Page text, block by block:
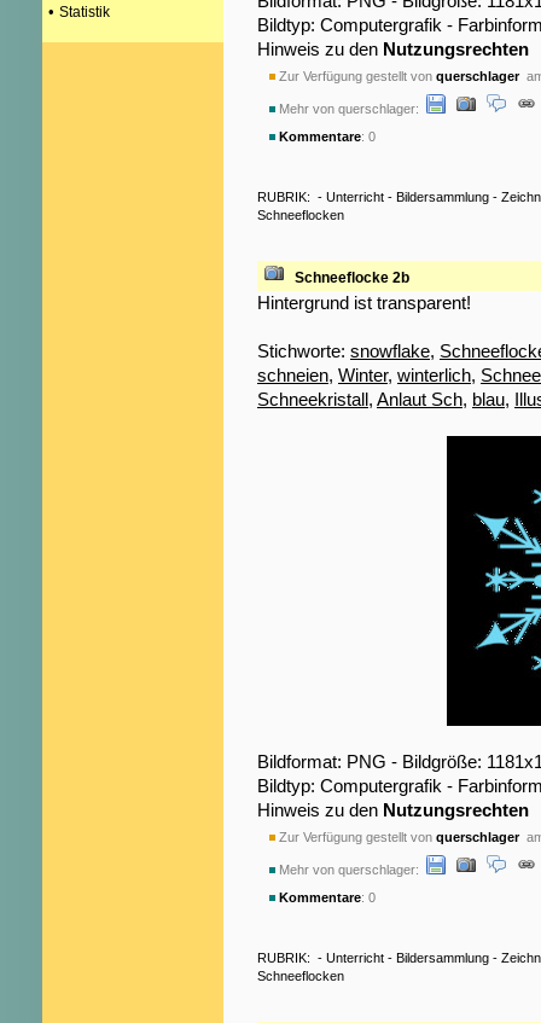
• Statistik
Bildtyp: Computergrafik -
Hinweis zu den Nutzungsrechten
Zur Verfügung gestellt von querschlageram
Mehr von querschlager:
Kommentare: 0
RUBRIK: - Unterricht - Bildersammlung -
Schneeflocken
Schneeflocke 2b
Hintergrund ist transparent!
Stichworte: snowflake,
schneien, Winter, winterlich, Schnee
Schneekristall, Anlaut Sch, blau,
Bildformat: PNG - Bildgröße:
Bildtyp: Computergrafik -
Hinweis zu den Nutzungsrechten
Zur Verfügung gestellt von querschlageram
Mehr von querschlager:
Kommentare: 0
RUBRIK: - Unterricht - Bildersammlung -
Schneeflocken